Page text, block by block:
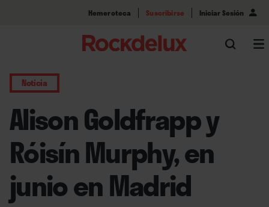
Hemeroteca Suscribirse Iniciar Sesión
Noticia
Alison Goldfrapp y
Róisín Murphy, en
junio en Madrid